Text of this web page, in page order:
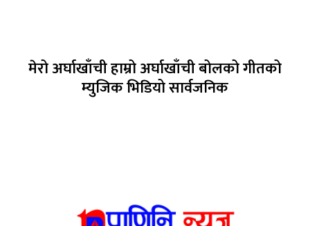
मेरो अर्घाखाँची हाम्रो अर्घाखाँची बोलको गीतको
म्युजिक भिडियो सार्वजनिक